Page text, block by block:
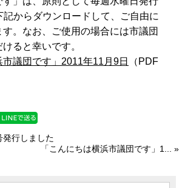
からダウンロードして、ご自由に
。なお、ご使用の場合には市議団
ると幸いです。
市議団です」2011年11月9日
（PDF
行しました
「こんにちは横浜市議団です」1... »